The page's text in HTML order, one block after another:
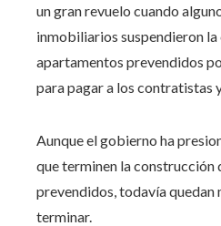
un gran revuelo cuando
inmobiliarios suspendieron
apartamentos prevendidos
para pagar a los contratistas
Aunque el gobierno ha
que terminen la construcción
prevendidos, todavía quedan
terminar.